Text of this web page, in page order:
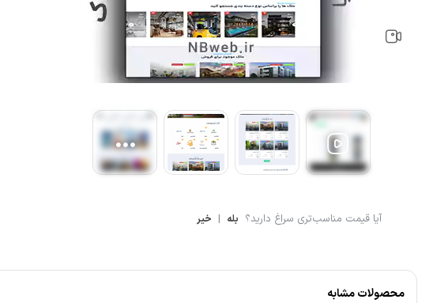
آیا قیمت مناسب‌تری سراغ دارید؟ بله | خیر
محصولات مشابه